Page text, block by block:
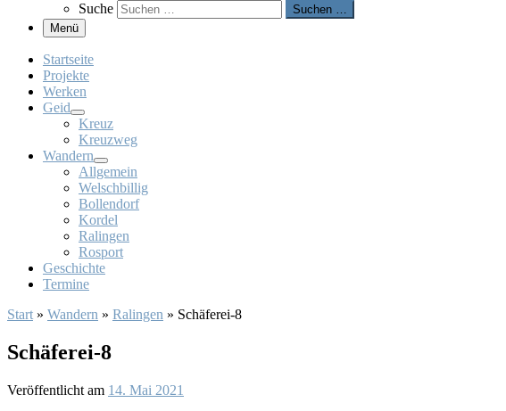
Suche
Suchen …
Menü
Startseite
Projekte
Werken
Geid
Kreuz
Kreuzweg
Wandern
Allgemein
Welschbillig
Bollendorf
Kordel
Ralingen
Rosport
Geschichte
Termine
Start » Wandern » Ralingen » Schäferei-8
Schäferei-8
Veröffentlicht am 14. Mai 2021